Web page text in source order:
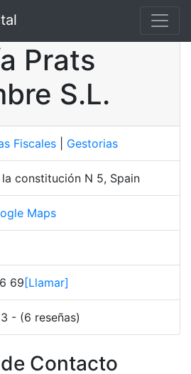
Prats
S.L.
Fiscales Gestorias
constitución N 5, Spain
Maps
69 [Llamar]
- (6 reseñas)
Contacto